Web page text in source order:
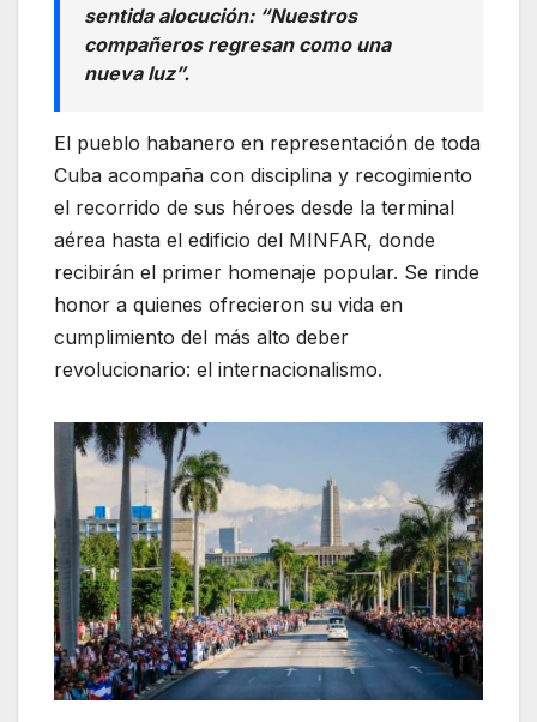
sentida alocución: “Nuestros
compañeros regresan como una
nueva luz”.
El pueblo habanero en representación de toda
Cuba acompaña con disciplina y recogimiento
el recorrido de sus héroes desde la terminal
aérea hasta el edificio del MINFAR, donde
recibirán el primer homenaje popular. Se rinde
honor a quienes ofrecieron su vida en
cumplimiento del más alto deber
revolucionario: el internacionalismo.